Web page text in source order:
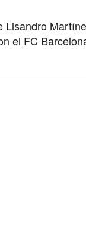
Lisandro
el FC